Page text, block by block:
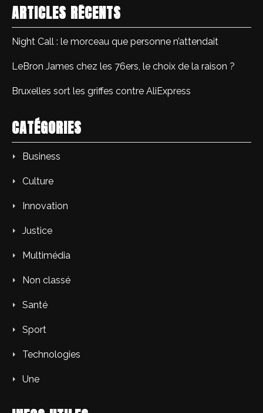
ARTICLES RÉCENTS
Night Call : le morceau que personne n’attendait
LeBron James chez les 76ers, le choix de la raison ?
Bruxelles sort les griffes contre AliExpress
CATÉGORIES
Business
Culture
Innovation
Justice
Multimédia
Non classé
Santé
Sport
Technologies
Une